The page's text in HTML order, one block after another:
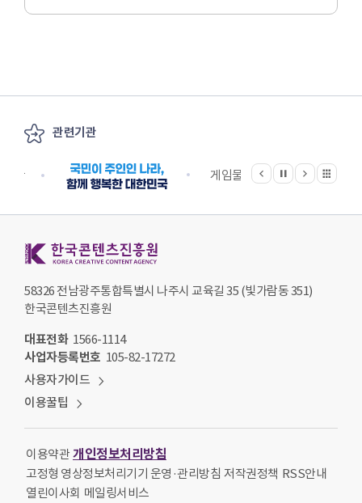
관련기관
게임물관리위원회
이전
정지
다음 관련기관 전체보기
58326 전남광주통합특별시 나주시 교육길 35 (빛가람동 351)
한국콘텐츠진흥원
대표전화 1566-1114
사업자등록번호 105-82-17272
사용자가이드
이용꿀팁
이용약관 개인정보처리방침
고정형 영상정보처리기기 운영·관리방침 저작권정책 RSS안내
열린이사회 메일링서비스